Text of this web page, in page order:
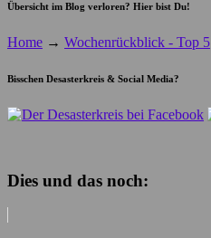
Übersicht im Blog verloren? Hier bist Du!
Home → Wochenrückblick - Top 5
Bisschen Desasterkreis & Social Media?
Dies und das noch: